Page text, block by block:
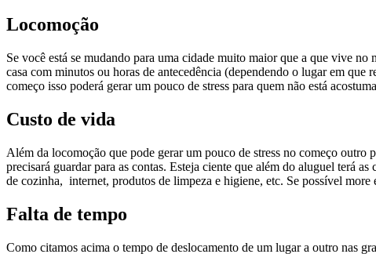
Locomoção
Se você está se mudando para uma cidade muito maior que a que vive
casa com minutos ou horas de antecedência (dependendo o lugar em
começo isso poderá gerar um pouco de stress para quem não está
Custo de vida
Além da locomoção que pode gerar um pouco de stress no começo outro
precisará guardar para as contas. Esteja ciente que além do aluguel terá
de cozinha, internet, produtos de limpeza e higiene, etc. Se possível
Falta de tempo
Como citamos acima o tempo de deslocamento de um lugar a outro nas